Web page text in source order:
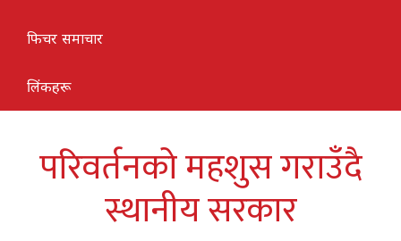
फिचर समाचार
लिंकहरू
परिवर्तनको महशुस गराउँदै
स्थानीय सरकार